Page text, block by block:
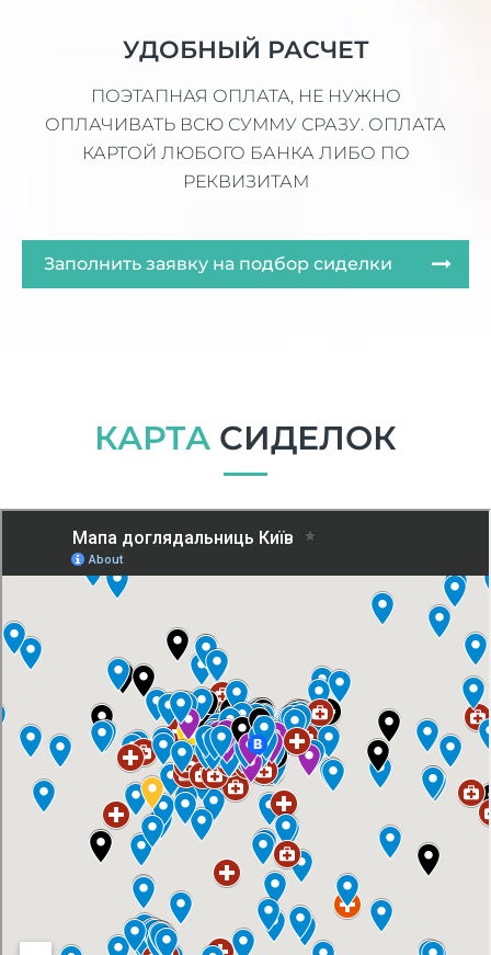
УДОБНЫЙ РАСЧЕТ
ПОЭТАПНАЯ ОПЛАТА, НЕ НУЖНО
ОПЛАЧИВАТЬ ВСЮ СУММУ СРАЗУ. ОПЛАТА
КАРТОЙ ЛЮБОГО БАНКА ЛИБО ПО
РЕКВИЗИТАМ
Заполнить заявку на подбор сиделки
КАРТА СИДЕЛОК